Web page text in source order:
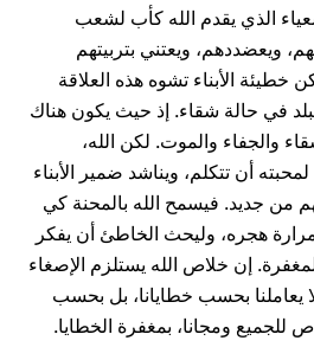
الذي يقدم ‏الله كأب لشعب
ويعضددهم، ويعتني بتربيتهم
الأبناء تشوه هذه العلاقة
في حالة شقاء. إذ حيث يكون هناك
والجفاء والموت. لكن الله،
أن تتكلم، ويناشد ضمير ‏الأبناء
من جديد. فيسمح الله بالمحنة كي
هجره، ‏وليحث الخاطئ أن يفكر
إن خلاص الله يستلزم الإصغاء
لا يعاملنا بحسب خطايانا، بل بحسب
ومجانا، بمغفرة الخطايا.‏